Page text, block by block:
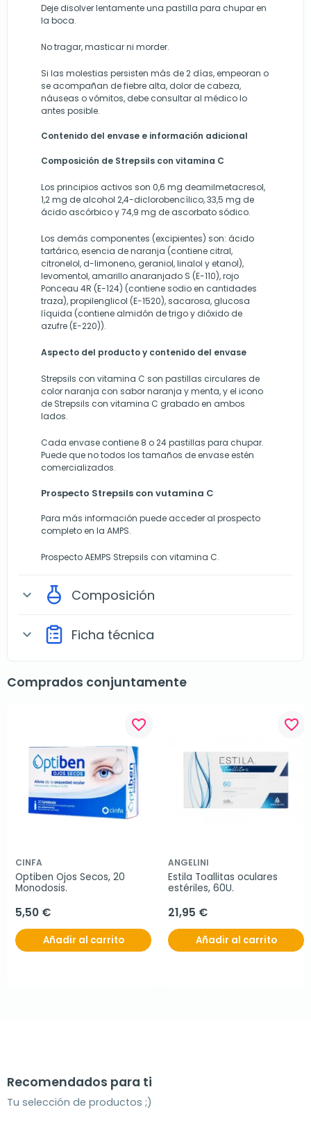
Deje disolver lentamente una pastilla para chupar en
la boca.
No tragar, masticar ni morder.
Si las molestias persisten más de 2 días, empeoran o
se acompañan de fiebre alta, dolor de cabeza,
náuseas o vómitos, debe consultar al médico lo
antes posible.
Contenido del envase e información adicional
Composición de Strepsils con vitamina C
Los principios activos son 0,6 mg deamilmetacresol,
1,2 mg de alcohol 2,4-diclorobencílico, 33,5 mg de
ácido ascórbico y 74,9 mg de ascorbato sódico.
Los demás componentes (excipientes) son: ácido
tartárico, esencia de naranja (contiene citral,
citronelol, d-limoneno, geraniol, linalol y etanol),
levomentol, amarillo anaranjado S (E-110), rojo
Ponceau 4R (E-124) (contiene sodio en cantidades
traza), propilenglicol (E-1520), sacarosa, glucosa
líquida (contiene almidón de trigo y dióxido de
azufre (E-220)).
Aspecto del producto y contenido del envase
Strepsils con vitamina C son pastillas circulares de
color naranja con sabor naranja y menta, y el icono
de Strepsils con vitamina C grabado en ambos
lados.
Cada envase contiene 8 o 24 pastillas para chupar.
Puede que no todos los tamaños de envase estén
comercializados.
Prospecto Strepsils con vutamina C
Para más información puede acceder al prospecto
completo en la AMPS.
Prospecto AEMPS Strepsils con vitamina C.
expand_more Composición
expand_more Ficha técnica
Comprados conjuntamente
favorite_border
CINFA
Optiben Ojos Secos, 20
Monodosis.
5,50 €
Añadir al carrito
favorite_border
ANGELINI
Estila Toallitas oculares
estériles, 60U.
21,95 €
Añadir al carrito
Recomendados para ti
Tu selección de productos ;)